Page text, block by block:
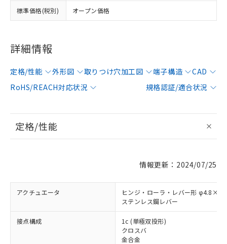
標準価格(税別) オープン価格
詳細情報
定格/性能 外形図 取りつけ穴加工図 端子構造
CAD
RoHS/REACH対応状況
規格認証/適合状況
定格/性能
情報更新：2024/07/25
アクチュエータ
ヒンジ・ローラ・レバー形
ステンレス鋼レバー
接点構成
1c (単極双投形)
クロスバ
金合金